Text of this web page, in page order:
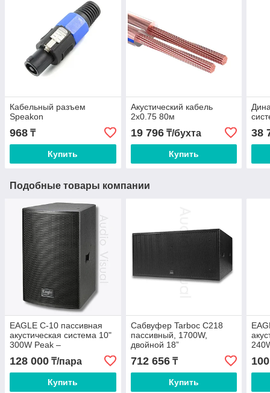
Кабельный разъем
Speakon
968 ₸
Купить
Акустический кабель
2х0.75 80м
19 796₸/бухта
Купить
38
Подобные товары компании
EAGLE C-10 пассивная
акустическая система 10"
300W Peak –
колонка для кафе,
конференций, сцены и
мероприятий
128 000 ₸/пара
Купить
Сабвуфер Tarboc C218
пассивный, 1700W,
двойной 18”
712 656₸
Купить